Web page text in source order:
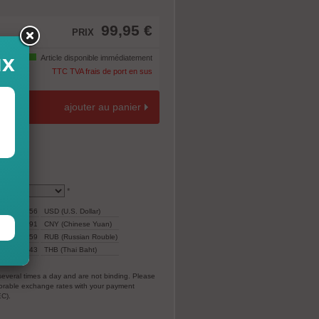
PRIX 99,95 €
Article disponible immédiatement
TTC TVA frais de port en sus
ajouter au panier
*
110,56
USD (U.S. Dollar)
775,91
CNY (Chinese Yuan)
7.059
RUB (Russian Rouble)
3.343 THB (Thai Baht)
times a day and are not binding. Please
exchange rates with your payment